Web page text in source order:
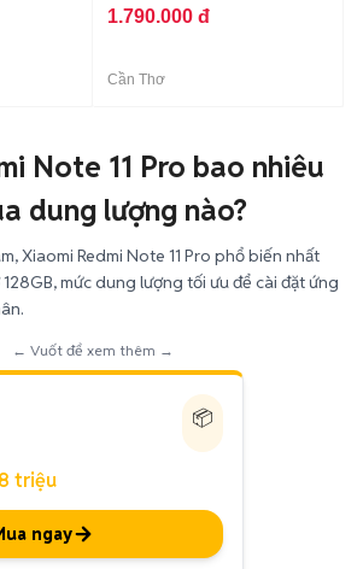
1.790.000 đ
Cần Thơ
Note 11 Pro bao nhiêu
dung lượng nào?
Xiaomi Redmi Note 11 Pro phổ biến nhất
mức dung lượng tối ưu để cài đặt ứng
← Vuốt để xem thêm →
📦
triệu
ngay